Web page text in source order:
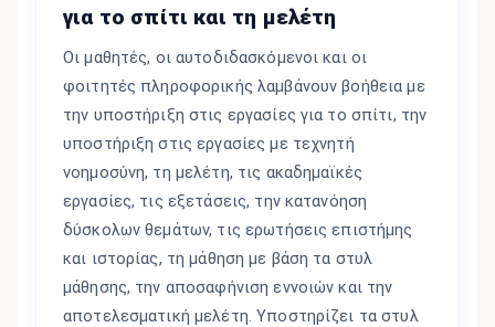
για το σπίτι και τη μελέτη
Οι μαθητές, οι αυτοδιδασκόμενοι και οι
φοιτητές πληροφορικής λαμβάνουν βοήθεια με
την υποστήριξη στις εργασίες για το σπίτι, την
υποστήριξη στις εργασίες με τεχνητή
νοημοσύνη, τη μελέτη, τις ακαδημαϊκές
εργασίες, τις εξετάσεις, την κατανόηση
δύσκολων θεμάτων, τις ερωτήσεις επιστήμης
και ιστορίας, τη μάθηση με βάση τα στυλ
μάθησης, την αποσαφήνιση εννοιών και την
αποτελεσματική μελέτη. Υποστηρίζει τα στυλ